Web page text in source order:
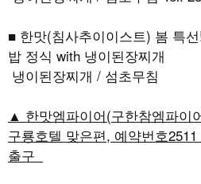
■ 한맛(침사추이이스트) 봄 특
밥 정식 with 냉이된장찌개
냉이된장찌개 / 섬초무침
▲ 한맛엠파이어(구한참엠파이
구룡호텔 맞은편, 예약번호
출구